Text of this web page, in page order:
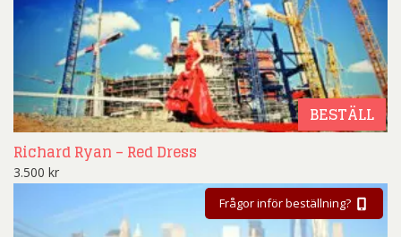
BESTÄLL
Richard Ryan – Red Dress
3.500 kr
Frågor inför beställning?